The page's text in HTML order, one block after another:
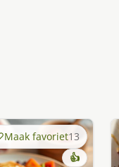
Maak favoriet13
👍